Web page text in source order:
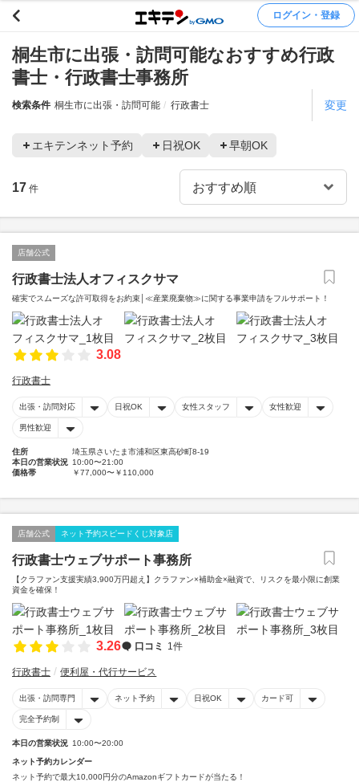
ログイン・登録
桐生市に出張・訪問可能なおすすめ行政
書士・行政書士事務所
検索条件 桐生市に出張・訪問可能 行政書士 変更
エキテンネット予約 日祝OK 早朝OK
17 件
店舗公式
行政書士法人オフィスクサマ
確実でスムーズな許可取得をお約束│≪産業廃棄物≫に関する事業申請をフルサポート！
3.08
行政書士
出張・訪問対応 日祝OK 女性スタッフ 女性歓迎
男性歓迎
住所
埼玉県さいたま市浦和区東高砂町8-19
本日の営業状況 10:00〜21:00
価格帯
￥77,000〜￥110,000
店舗公式 ネット予約スピードくじ対象店
行政書士ウェブサポート事務所
【クラファン支援実績3,900万円超え】クラファン×補助金×融資で、リスクを最小限に創業
資金を確保！
3.26 口コミ 1件
行政書士 便利屋・代行サービス
出張・訪問専門 ネット予約 日祝OK カード可
完全予約制
本日の営業状況 10:00〜20:00
ネット予約カレンダー
ネット予約で最大10,000円分のAmazonギフトカードが当たる！